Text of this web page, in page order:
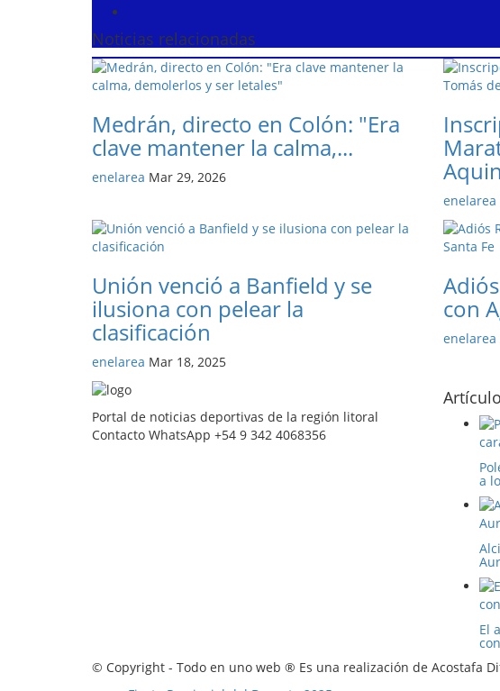
Noticias relacionadas
Medrán, directo en Colón: "Era
clave mantener la calma,...
enelarea Mar 29, 2026
enelarea
Unión venció a Banfield y se
ilusiona con pelear la
clasificación
enelarea Mar 18, 2025
con
enelarea
Portal de noticias deportivas de la región litoral
Contacto WhatsApp +54 9 342 4068356
a
El
© Copyright - Todo en uno web ® Es una realización de Acostafa